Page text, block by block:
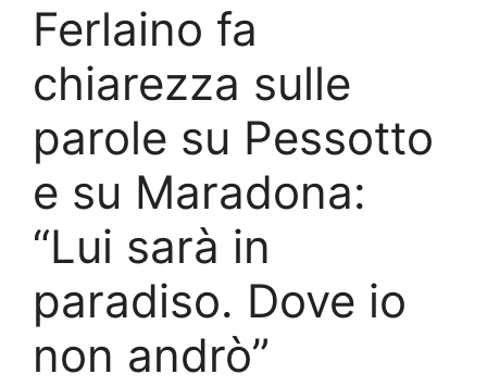
Ferlaino fa
chiarezza sulle
parole su Pessotto
e su Maradona:
“Lui sarà in
paradiso. Dove io
non andrò”